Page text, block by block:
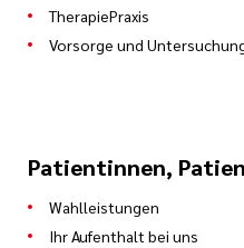
TherapiePraxis
Vorsorge und
Patientinnen,
Wahlleistungen
Ihr Aufenthalt bei uns